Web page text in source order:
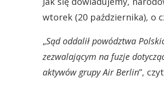
wtorek (20 października), o
„Sąd oddalił powództwa
zezwalającym na fuzje
aktywów grupy Air Berlin”,